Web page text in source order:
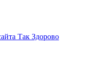
Так Здорово